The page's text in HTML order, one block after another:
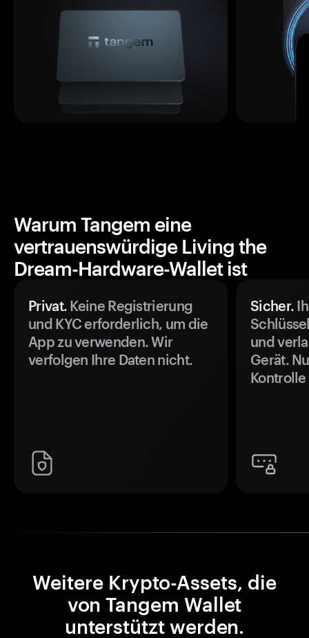
Warum Tangem eine
vertrauenswürdige Living the
Dream-Hardware-Wallet ist
Privat. Keine Registrierung
und KYC erforderlich, um die
App zu verwenden. Wir
verfolgen Ihre Daten nicht.
Sicher.
und
Gerät.
Weitere Krypto-Assets, die
von Tangem Wallet
unterstützt werden.